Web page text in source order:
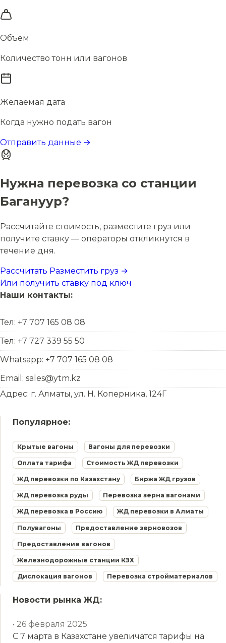
Объём
Количество тонн или вагонов
Желаемая дата
Когда нужно подать вагон
Отправить данные →
Нужна перевозка со станции
Багануур?
Рассчитайте стоимость, разместите груз или
получите ставку — операторы откликнутся в
течение дня.
Рассчитать Разместить груз →
Или получить ставку под ключ
Наши контакты:
Тел: +7 707 165 08 08
Тел: +7 727 339 55 50
Whatsapp: +7 707 165 08 08
Email: sales@ytm.kz
Адрес: г. Алматы, ул. Н. Коперника, 124Г
Популярное:
Крытые вагоны Вагоны для перевозки
Оплата тарифа Стоимость ЖД перевозки
ЖД перевозки по Казахстану Биржа ЖД грузов
ЖД перевозка руды Перевозка зерна вагонами
ЖД перевозка в Россию ЖД перевозки в Алматы
Полувагоны Предоставление зерновозов
Предоставление вагонов
Железнодорожные станции КЗХ
Дислокация вагонов Перевозка стройматериалов
Новости рынка ЖД:
• 26 февраля 2025
С 7 марта в Казахстане увеличатся тарифы на